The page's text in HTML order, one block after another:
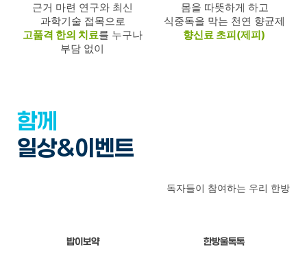
근거 마련 연구와 최신
과학기술 접목으로
고품격 한의 치료를 누구나
부담 없이
몸을 따뜻하게 하고
식중독을 막는 천연 향균제
향신료 초피(제피)
함께한
일상&이벤트
독자들이 참여하는 우리 한방
밥이보약 한방울톡톡